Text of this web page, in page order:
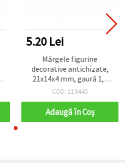
5.20 Lei
Mărgele figurine
decorative antichizate,
21x14x4 mm, gaură 1,5
mm, maro – 50 g (~75
COD: 119445
Adaugă în Coş